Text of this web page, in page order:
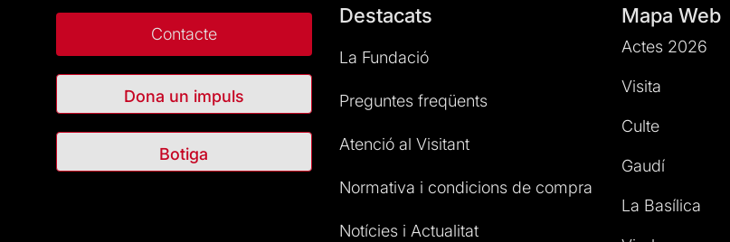
Contacte
Dona un impuls
Botiga
Destacats
La Fundació
Preguntes freqüents
Atenció al Visitant
Normativa i condicions de compra
Notícies i Actualitat
Mapa Web
Actes 2026
Visita
Culte
Gaudí
La Basílica